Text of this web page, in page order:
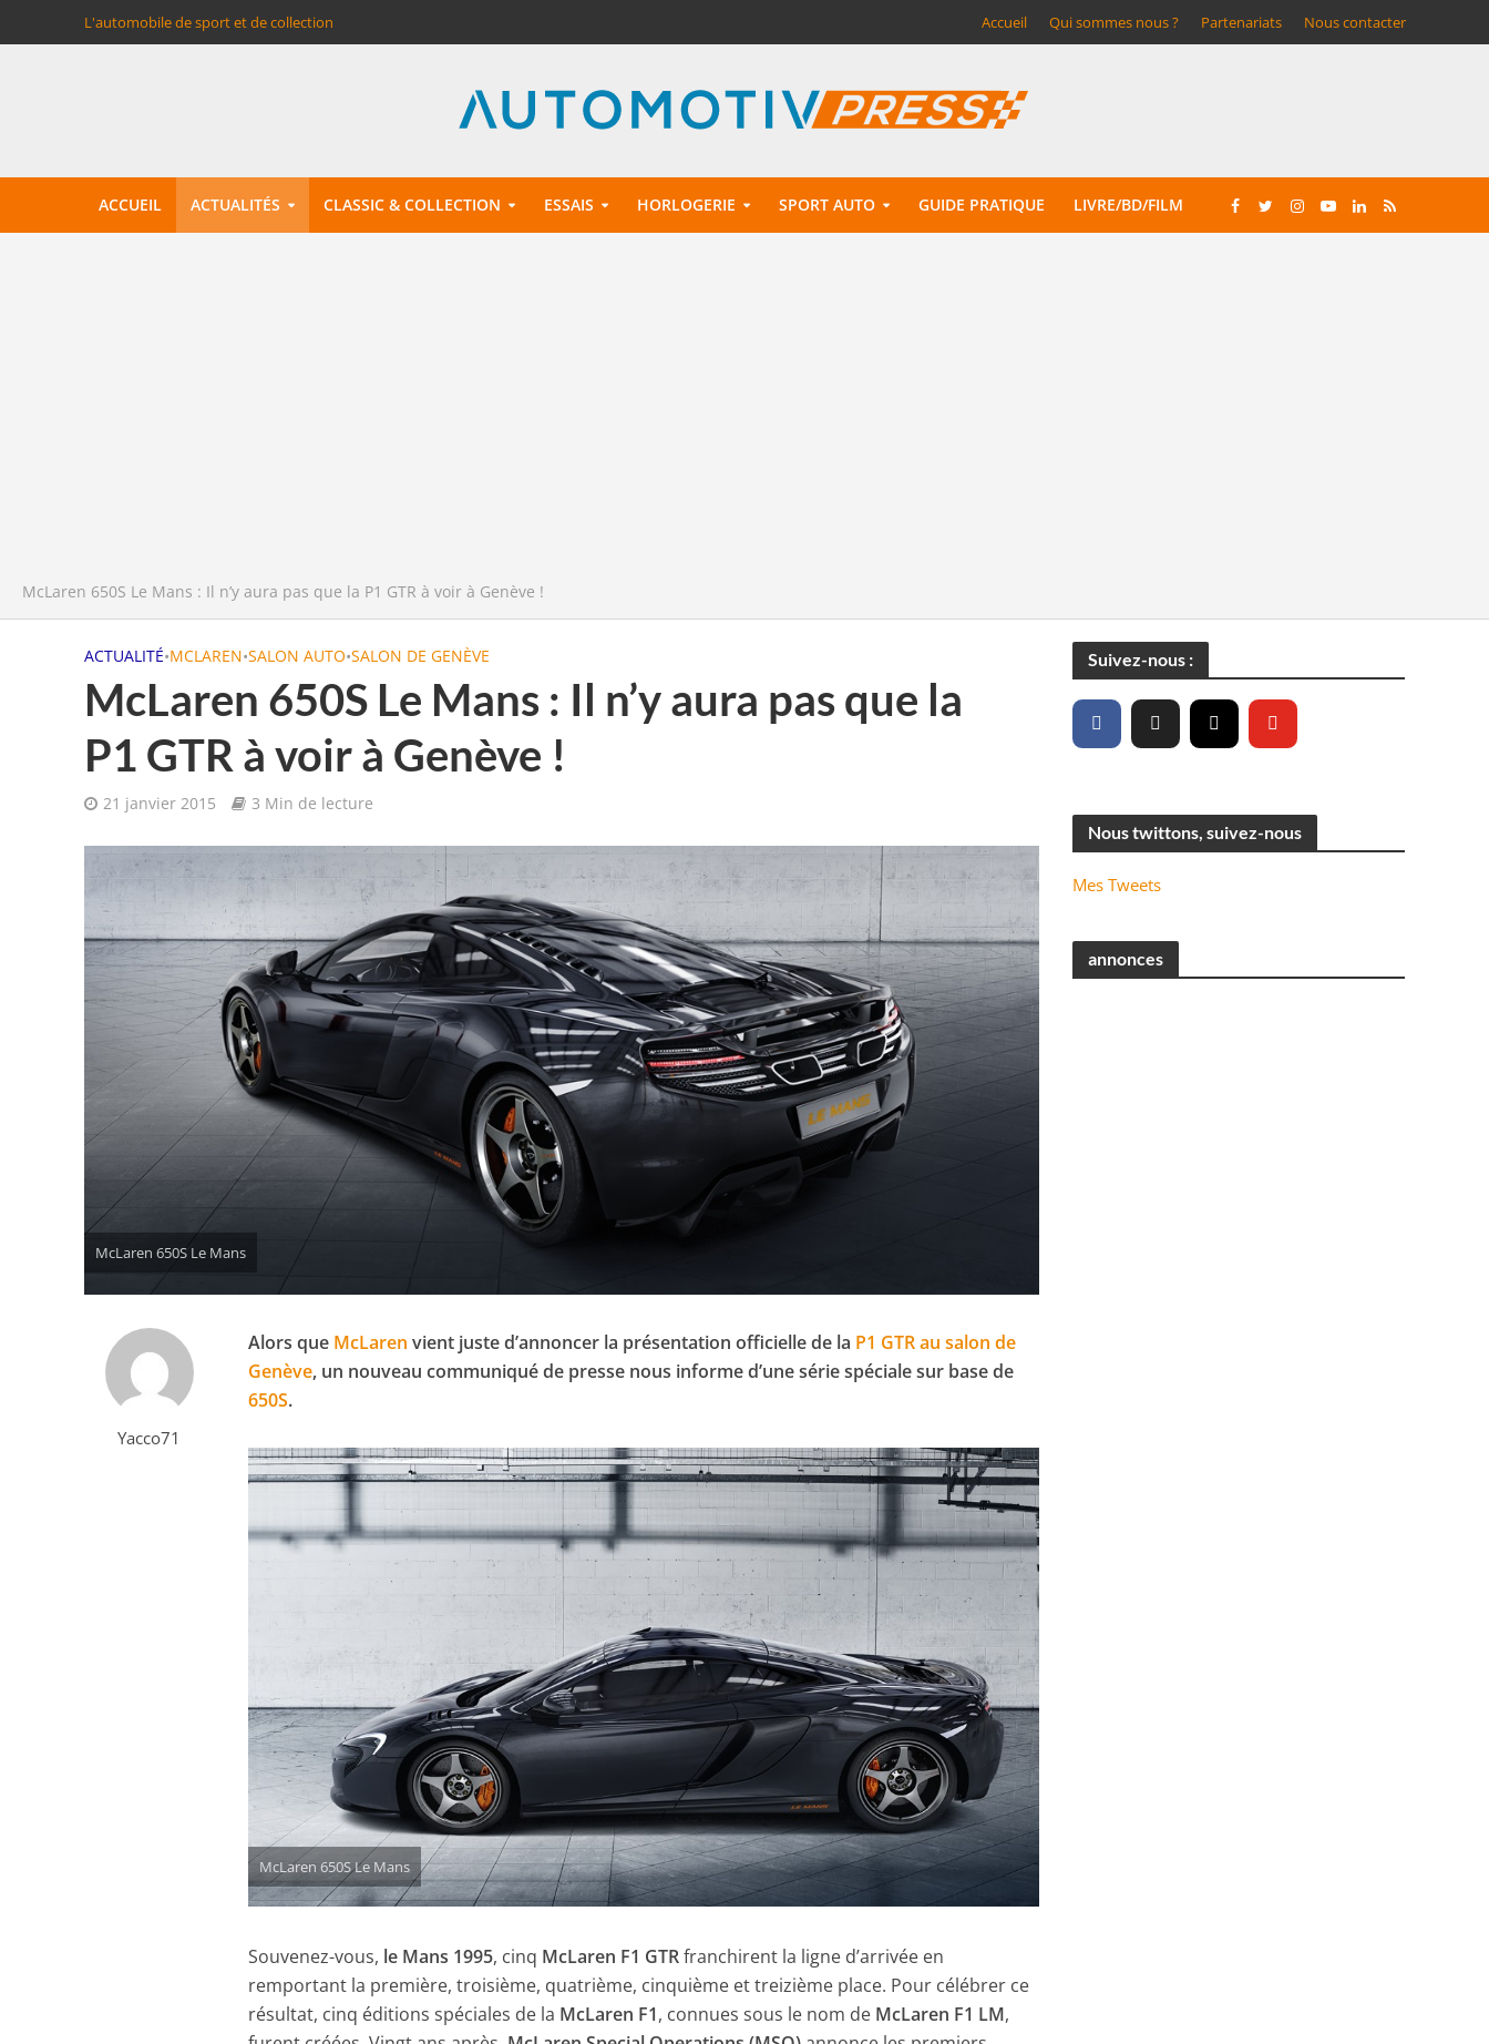
L'automobile de sport et de collection Accueil Qui sommes nous ? Partenariats Nous contacter
ACCUEIL ACTUALITÉS CLASSIC & COLLECTION ESSAIS HORLOGERIE SPORT AUTO GUIDE PRATIQUE LIVRE/BD/FILM
McLaren 650S Le Mans : Il n’y aura pas que la P1 GTR à voir à Genève !
ACTUALITÉ•MCLAREN•SALON AUTO•SALON DE GENÈVE
McLaren 650S Le Mans : Il n’y aura pas que la
P1 GTR à voir à Genève !
21 janvier 2015 3 Min de lecture
McLaren 650S Le Mans
Yacco71
Alors que McLaren vient juste d’annoncer la présentation officielle de la P1 GTR au salon de
Genève, un nouveau communiqué de presse nous informe d’une série spéciale sur base de
650S.
McLaren 650S Le Mans
Souvenez-vous, le Mans 1995, cinq McLaren F1 GTRfranchirent la ligne d’arrivée en
remportant la première, troisième, quatrième, cinquième et treizième place. Pour célébrer ce
résultat, cinq éditions spéciales de la McLaren F1, connues sous le nom de McLaren F1 LM,
Suivez-nous :
Nous twittons, suivez-nous
Mes Tweets
annonces